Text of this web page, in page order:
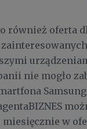
również oferta
nie mogło
Samsung
miesięcznie w